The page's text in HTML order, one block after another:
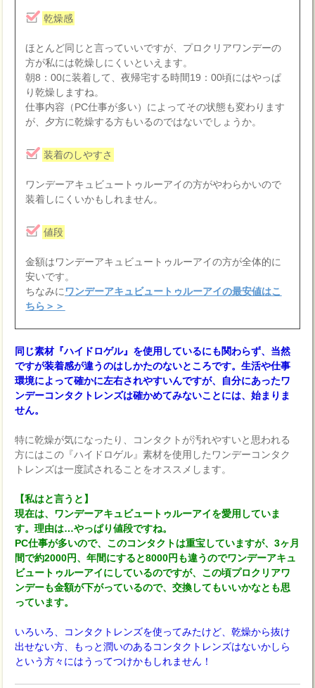
乾燥感
ほとんど同じと言っていいですが、プロクリアワンデーの
方が私には乾燥しにくいといえます。
朝8：00に装着して、夜帰宅する時間19：00頃にはやっぱ
り乾燥しますね。
仕事内容（PC仕事が多い）によってその状態も変わります
が、夕方に乾燥する方もいるのではないでしょうか。
装着のしやすさ
ワンデーアキュビュートゥルーアイの方がやわらかいので
装着しにくいかもしれません。
値段
金額はワンデーアキュビュートゥルーアイの方が全体的に
安いです。
ちなみにワンデーアキュビュートゥルーアイの最安値はこ
ちら＞＞
同じ素材『ハイドロゲル』を使用しているにも関わらず、当然
ですが装着感が違うのはしかたのないところです。生活や仕事
環境によって確かに左右されやすいんですが、自分にあったワ
ンデーコンタクトレンズは確かめてみないことには、始まりま
せん。
特に乾燥が気になったり、コンタクトが汚れやすいと思われる
方にはこの『ハイドロゲル』素材を使用したワンデーコンタク
トレンズは一度試されることをオススメします。
【私はと言うと】
現在は、ワンデーアキュビュートゥルーアイを愛用していま
す。理由は…やっぱり値段ですね。
PC仕事が多いので、このコンタクトは重宝していますが、3ヶ月
間で約2000円、年間にすると8000円も違うのでワンデーアキュ
ビュートゥルーアイにしているのですが、この頃プロクリアワ
ンデーも金額が下がっているので、交換してもいいかなとも思
っています。
いろいろ、コンタクトレンズを使ってみたけど、乾燥から抜け
出せない方、もっと潤いのあるコンタクトレンズはないかしら
という方々にはうってつけかもしれません！